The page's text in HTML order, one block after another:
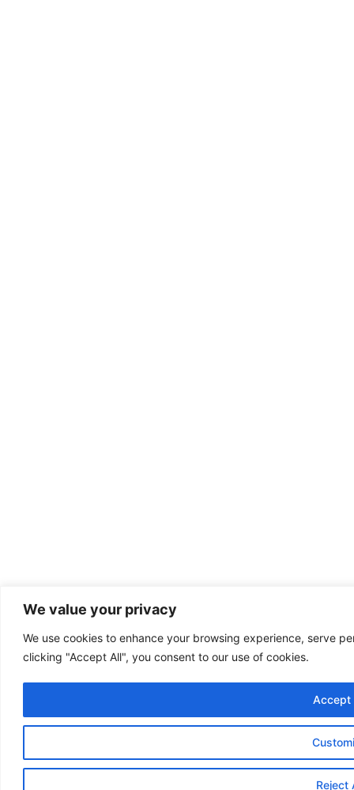
We value your privacy
We use cookies to enhance your browsing experience, serve
clicking "Accept All", you consent to our use of cookies.
Reject
Accept